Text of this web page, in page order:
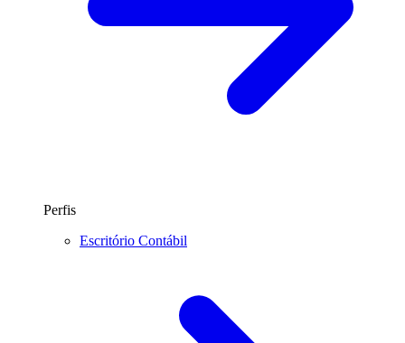
Perfis
Escritório Contábil